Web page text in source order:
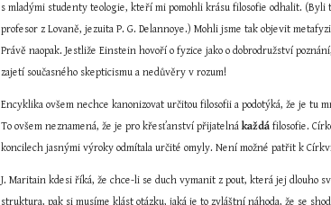
s mladými studenty teologie, kteří mi pomohli krásu filosofie odhalit.
profesor z Lovaně, jezuita P. G. Delannoye.) Mohli jsme tak objevit
Právě naopak. Jestliže Einstein hovoří o fyzice jako o dobrodružství
zajetí současného skepticismu a nedůvěry v rozum!
Encyklika ovšem nechce kanonizovat určitou filosofii a podotýká, že je tu
To ovšem neznamená, že je pro křesťanství přijatelná každá filosofie.
koncilech jasnými výroky odmítala určité omyly. Není možné patřit k
J. Maritain kdesi říká, že chce-li se duch vymanit z pout, která jej dlouho
struktura, pak si musíme klást otázku, jaká je to zvláštní náhoda, že se